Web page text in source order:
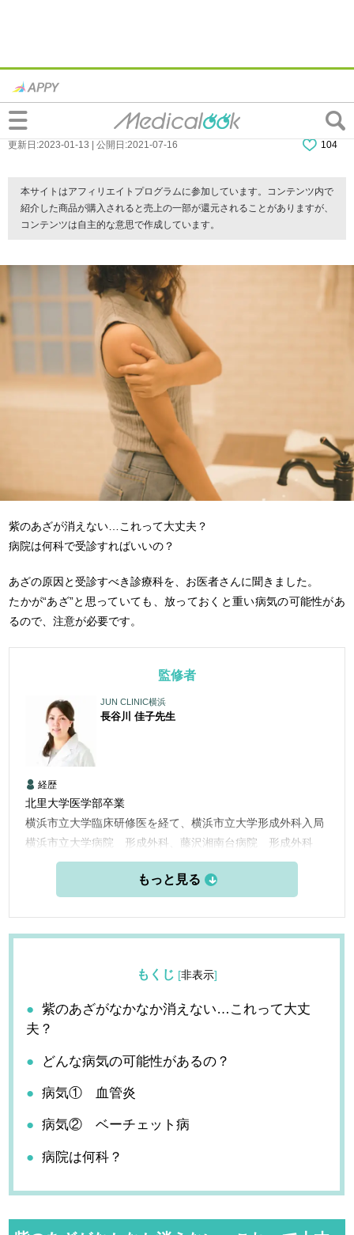
なぜ？紫のあざが消えない…「身に覚えの
ないあざ」は要注意！病院は何科？
更新日:2023-01-13 | 公開日:2021-07-16 104
本サイトはアフィリエイトプログラムに参加しています。コンテンツ内で
紹介した商品が購入されると売上の一部が還元されることがありますが、
コンテンツは自主的な意思で作成しています。
紫のあざが消えない…これって大丈夫？
病院は何科で受診すればいいの？
あざの原因と受診すべき診療科を、お医者さんに聞きました。
たかが“あざ”と思っていても、放っておくと重い病気の可能性があ
るので、注意が必要です。
監修者
JUN CLINIC横浜
長谷川 佳子先生
経歴
北里大学医学部卒業
横浜市立大学臨床研修医を経て、横浜市立大学形成外科入局
横浜市立大学病院 形成外科、藤沢湘南台病院 形成外科
横浜市立大学附属市民総合医療センター 形成外科
横浜栄共済病院 形成外科
2021年 ルサンククリニック銀座院 院長
を経て2024年JUN CLINIC横浜 就任
もくじ [非表示]
紫のあざがなかなか消えない…これって大丈
夫？
どんな病気の可能性があるの？
病気① 血管炎
病気② ベーチェット病
病院は何科？